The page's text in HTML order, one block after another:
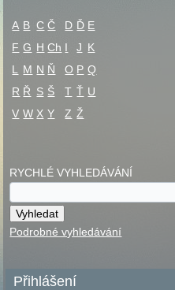
A B C Č D Ď E
F G H Ch I J K
L
M N Ň O P Q
R Ř S Š T Ť U
V W X Y Z Ž
RYCHLÉ VYHLEDÁVÁNÍ
Podrobné vyhledávání
Přihlášení